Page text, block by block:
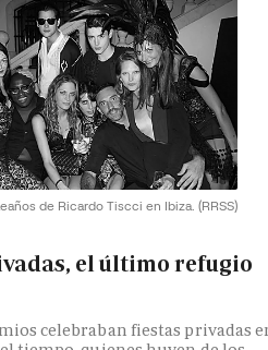
de Ricardo Tiscci en Ibiza. (RRSS)
el último refugio
celebraban fiestas privadas